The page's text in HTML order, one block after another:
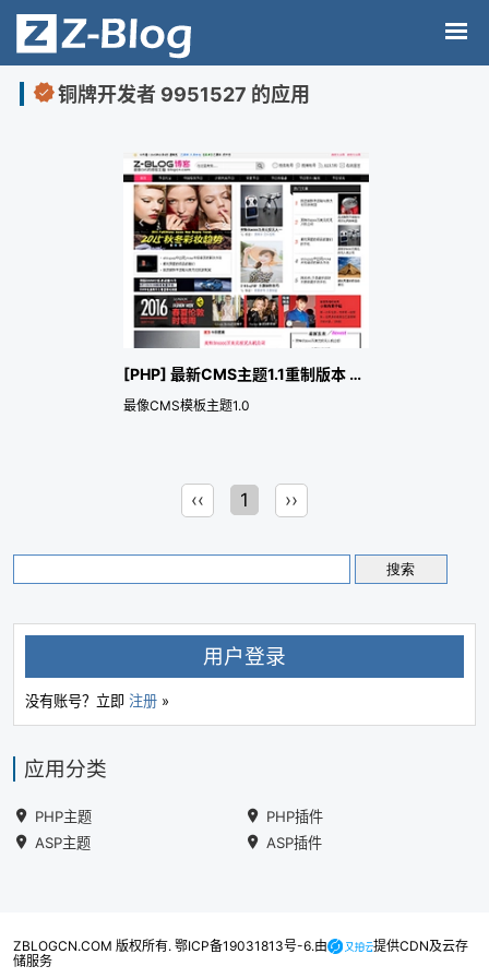
铜牌开发者 9951527 的应用
[PHP] 最新CMS主题1.1重制版本 加演示
最像CMS模板主题1.0
‹‹ 1 ››
用户登录
没有账号？立即 注册 »
应用分类
PHP主题
PHP插件
ASP主题
ASP插件
ZBLOGCN.COM 版权所有. 鄂ICP备19031813号-6.由
提供CDN及云存
储服务